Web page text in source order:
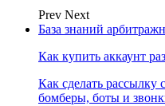
Prev Next
База знаний
Как купить аккаунт
Как сделать
бомберы, боты и